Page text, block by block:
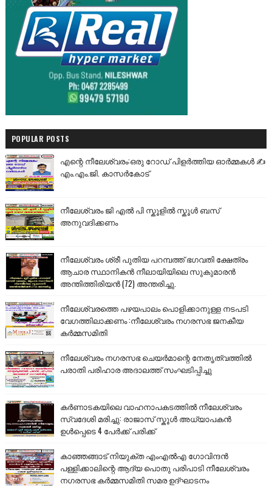
POPULAR POSTS
എന്റെ നീലേശ്വരം:ഒരു റോഡ് പിളർത്തിയ ഓർമ്മകൾ ✍️
എം.എം.ജി. കാസർകോട്
നീലേശ്വരം ജി എൽ പി സ്കൂളിൽ സ്കൂൾ ബസ്
അനുവദിക്കണം
നീലേശ്വരം ശ്രീ പുതിയ പറമ്പത്ത് ഭഗവതി ക്ഷേത്രം
ആചാര സ്ഥാനികൻ നീലായിയിലെ സുകുമാരൻ
അന്തിത്തിരിയൻ (72) അന്തരിച്ചു.
നീലേശ്വരത്തെ പഴയപാലം പൊളിക്കാനുള്ള നടപടി
വേഗത്തിലാക്കണം :നീലേശ്വരം നഗരസഭ ജനകീയ
കർമ്മസമിതി
നീലേശ്വരം നഗരസഭ ചെയർമാന്റെ നേതൃത്വത്തിൽ
പരാതി പരിഹാര അദാലത്ത് സംഘടിപ്പിച്ചു
കർണാടകയിലെ വാഹനാപകടത്തിൽ നീലേശ്വരം
സ്വദേശി മരിച്ചു: രാജാസ് സ്കൂൾ അധ്യാപകൻ
ഉൾപ്പെടെ 4 പേർക്ക് പരിക്ക്
കാഞ്ഞങ്ങാട് നിയുക്ത എംഎൽഎ ഗോവിന്ദൻ
പള്ളിക്കാലിന്റെ ആദ്യ പൊതു പരിപാടി നീലേശ്വരം
നഗരസഭ കർമ്മസമിതി സമര ഉദ്ഘാടനം